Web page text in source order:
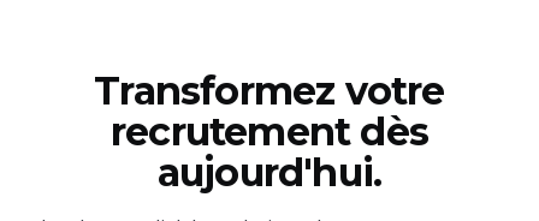
Transformez votre
recrutement dès
aujourd'hui.